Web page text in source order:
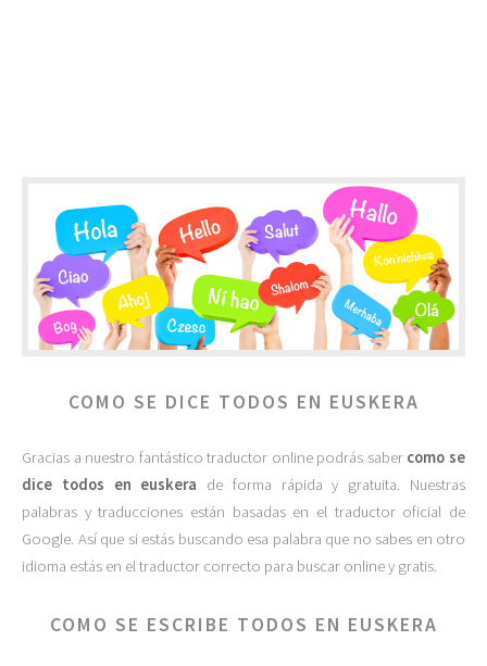
COMO SE DICE TODOS EN EUSKERA
Gracias a nuestro fantástico traductor online podrás saber como se
dice todos en euskera de forma rápida y gratuita. Nuestras
palabras y traducciones están basadas en el traductor oficial de
Google. Así que si estás buscando esa palabra que no sabes en otro
idioma estás en el traductor correcto para buscar online y gratis.
COMO SE ESCRIBE TODOS EN EUSKERA